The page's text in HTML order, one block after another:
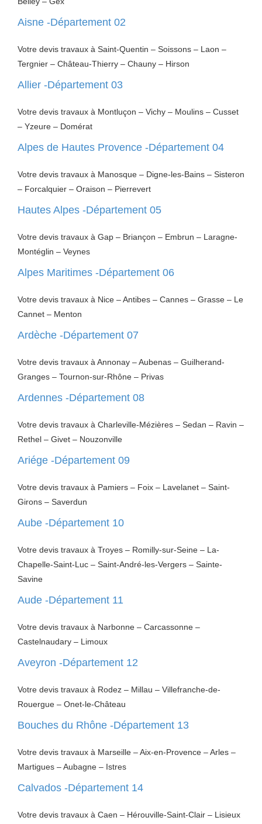
Aisne -Département 02
Votre devis travaux à Saint-Quentin – Soissons – Laon –
Tergnier – Château-Thierry – Chauny – Hirson
Allier -Département 03
Votre devis travaux à Montluçon – Vichy – Moulins – Cusset
– Yzeure – Domérat
Alpes de Hautes Provence -Département 04
Votre devis travaux à Manosque – Digne-les-Bains – Sisteron
– Forcalquier – Oraison – Pierrevert
Hautes Alpes -Département 05
Votre devis travaux à Gap – Briançon – Embrun – Laragne-
Montéglin – Veynes
Alpes Maritimes -Département 06
Votre devis travaux à Nice – Antibes – Cannes – Grasse – Le
Cannet – Menton
Ardèche -Département 07
Votre devis travaux à Annonay – Aubenas – Guilherand-
Granges – Tournon-sur-Rhône – Privas
Ardennes -Département 08
Votre devis travaux à Charleville-Mézières – Sedan – Ravin –
Rethel – Givet – Nouzonville
Ariége -Département 09
Votre devis travaux à Pamiers – Foix – Lavelanet – Saint-
Girons – Saverdun
Aube -Département 10
Votre devis travaux à Troyes – Romilly-sur-Seine – La-
Chapelle-Saint-Luc – Saint-André-les-Vergers – Sainte-
Savine
Aude -Département 11
Votre devis travaux à Narbonne – Carcassonne –
Castelnaudary – Limoux
Aveyron -Département 12
Votre devis travaux à Rodez – Millau – Villefranche-de-
Rouergue – Onet-le-Château
Bouches du Rhône -Département 13
Votre devis travaux à Marseille – Aix-en-Provence – Arles –
Martigues – Aubagne – Istres
Calvados -Département 14
Votre devis travaux à Caen – Hérouville-Saint-Clair – Lisieux